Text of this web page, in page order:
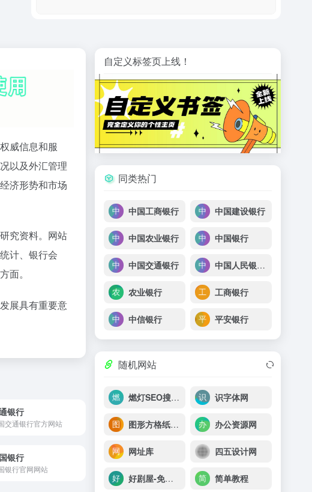
威信息和服
以及外汇管理
济形势和市场
究资料。网站
计、银行会
面。
展具有重要意
银行
交通银行官方网站
银行
银行官网网站
自定义标签页上线！
同类热门
中国工商银行 中国建设银行
中国农业银行 中国银行
中国交通银行 中国人民银行征信中心
农业银行 工商银行
中信银行 平安银行
随机网站
燃灯SEO搜索学院 识字体网
图形方格纸 My Graph Paper 办公资源网
网址库 四五设计网
好剧屋-免费电视剧、电影在线手机观看 简单教程